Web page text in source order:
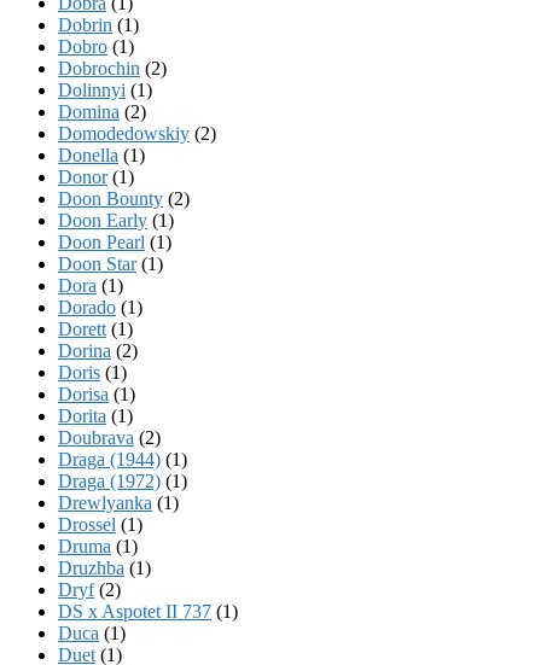
Dobrin (1)
Dobro (1)
Dobrochin (2)
Dolinnyi (1)
Domina (2)
Domodedowskiy (2)
Donella (1)
Donor(1)
Doon Bounty (2)
Doon Early (1)
Doon Pearl (1)
Doon Star(1)
Dora (1)
Dorado (1)
Dorett (1)
Dorina (2)
Doris (1)
Dorisa (1)
Dorita (1)
Doubrava (2)
Draga (1944) (1)
Draga (1972) (1)
Drewlyanka (1)
Drossel (1)
Druma (1)
Druzhba (1)
Dryf(2)
DS x Aspotet II 737 (1)
Duca (1)
Duet (1)